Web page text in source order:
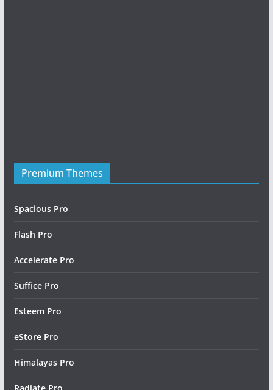
Premium Themes
Spacious Pro
Flash Pro
Accelerate Pro
Suffice Pro
Esteem Pro
eStore Pro
Himalayas Pro